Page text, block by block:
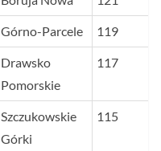
Górno-Parcele 119
Drawsko
Pomorskie
117
Szczukowskie
Górki
115